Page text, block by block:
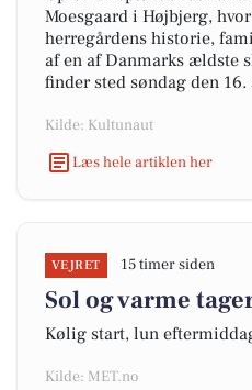
Moesgaard i Højbjerg,
herregårdens historie,
af en af Danmarks ældste
finder sted søndag den
Kilde: Kultunaut
Læs hele artiklen her
VEJRET 15 timer siden
Sol og varme
Kølig start, lun
Kilde: MET.no